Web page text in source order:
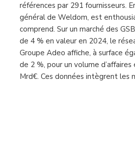
références par 291 fournisseurs.
général de Weldom, est
comprend. Sur un marché des
de 4 % en valeur en 2024, le
Groupe Adeo affiche, à surface
de 2 %, pour un volume
Mrd€. Ces données intègrent les